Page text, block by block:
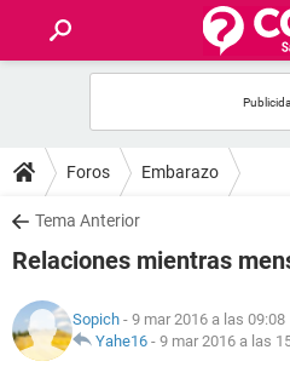
FOROS
SALUD
NUTRICIÓN
Foros Embarazo
Tema Anterior
Relaciones mientras
Sopich - 9 mar 2016 a las 09:08
Yahe16 - 9 mar 2016 a las